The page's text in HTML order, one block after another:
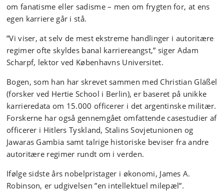
om fanatisme eller sadisme – men om frygten for, at ens
egen karriere går i stå.
”Vi viser, at selv de mest ekstreme handlinger i autoritære
regimer ofte skyldes banal karriereangst,” siger Adam
Scharpf, lektor ved Københavns Universitet.
Bogen, som han har skrevet sammen med Christian Gläßel
(forsker ved Hertie School i Berlin), er baseret på unikke
karrieredata om 15.000 officerer i det argentinske militær.
Forskerne har også gennemgået omfattende casestudier af
officerer i Hitlers Tyskland, Stalins Sovjetunionen og
Jawaras Gambia samt talrige historiske beviser fra andre
autoritære regimer rundt om i verden.
Ifølge sidste års nobelpristager i økonomi, James A.
Robinson, er udgivelsen ”en intellektuel milepæl”.